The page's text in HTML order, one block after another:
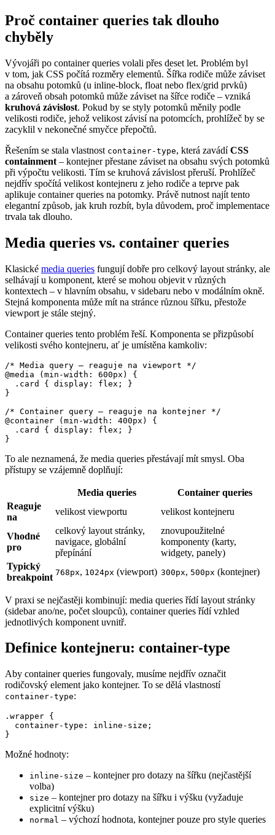
Proč container queries tak dlouho
chyběly
Vývojáři po container queries volali přes deset let. Problém byl
v tom, jak CSS počítá rozměry elementů. Šířka rodiče může záviset
na obsahu potomků (u inline-block, float nebo flex/grid prvků)
a zároveň obsah potomků může záviset na šířce rodiče – vzniká
kruhová závislost. Pokud by se styly potomků měnily podle
velikosti rodiče, jehož velikost závisí na potomcích, prohlížeč by se
zacyklil v nekonečné smyčce přepočtů.
Řešením se stala vlastnost container-type, která zavádíCSS
containment – kontejner přestane záviset na obsahu svých potomků
při výpočtu velikosti. Tím se kruhová závislost přeruší. Prohlížeč
nejdřív spočítá velikost kontejneru z jeho rodiče a teprve pak
aplikuje container queries na potomky. Právě nutnost najít tento
elegantní způsob, jak kruh rozbít, byla důvodem, proč implementace
trvala tak dlouho.
Media queries vs. container queries
Klasické media queries fungují dobře pro celkový layout stránky, ale
selhávají u komponent, které se mohou objevit v různých
kontextech – v hlavním obsahu, v sidebaru nebo v modálním okně.
Stejná komponenta může mít na stránce různou šířku, přestože
viewport je stále stejný.
Container queries tento problém řeší. Komponenta se přizpůsobí
velikosti svého kontejneru, ať je umístěna kamkoliv:
/* Media query – reaguje na viewport */
@media (min-width: 600px) {
  .card { display: flex; }
}
/* Container query – reaguje na kontejner */
@container (min-width: 400px) {
  .card { display: flex; }
}
To ale neznamená, že media queries přestávají mít smysl. Oba
přístupy se vzájemně doplňují:
Media queries
Container queries
Reaguje
na
velikost viewportu velikost kontejneru
Vhodné
pro
celkový layout stránky,
navigace, globální
přepínání
znovupoužitelné
komponenty (karty,
widgety, panely)
Typický
breakpoint 768px, 1024px (viewport) 300px, 500px (kontejner)
V praxi se nejčastěji kombinují: media queries řídí layout stránky
(sidebar ano/ne, počet sloupců), container queries řídí vzhled
jednotlivých komponent uvnitř.
Definice kontejneru: container-type
Aby container queries fungovaly, musíme nejdřív označit
rodičovský element jako kontejner. To se dělá vlastností
container-type:
.wrapper {
  container-type: inline-size;
}
Možné hodnoty:
inline-size – kontejner pro dotazy na šířku (nejčastější
volba)
size – kontejner pro dotazy na šířku i výšku (vyžaduje
explicitní výšku)
normal – výchozí hodnota, kontejner pouze pro style queries